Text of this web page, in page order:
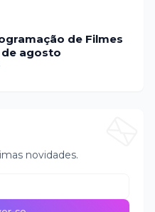
de Filmes
de agosto
novidades.